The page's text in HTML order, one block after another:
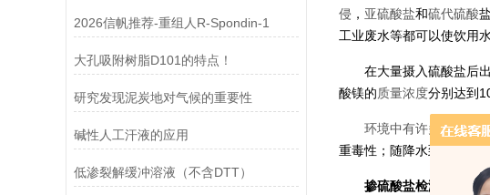
2026信帆推荐-重组人R-Spondin-1
大孔吸附树脂D101的特点！
研究发现泥炭地对气候的重要性
碱性人工汗液的应用
低渗裂解缓冲溶液（不含DTT）
侵 ， 亚硫酸盐和硫代硫酸
工业废水等都可以使饮用
在大量摄入硫酸盐后
酸镁的质量浓度分别达到
环境中有许多金属离
重毒性；随降水到达地面
掺硫酸盐检测试剂盒